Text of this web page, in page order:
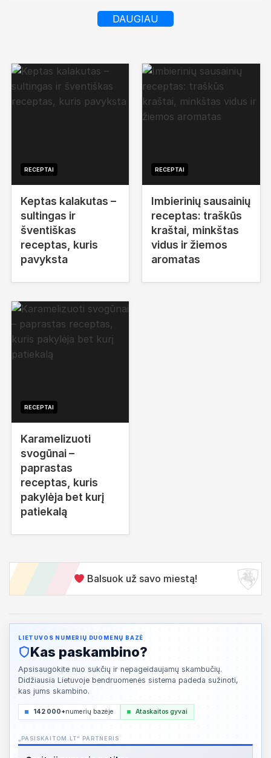
DAUGIAU
RECEPTAI
Keptas kalakutas –
sultingas ir
šventiškas
receptas, kuris
pavyksta
RECEPTAI
Imbierinių sausainių
receptas: traškūs
kraštai, minkštas
vidus ir žiemos
aromatas
RECEPTAI
Karamelizuoti
svogūnai –
paprastas
receptas, kuris
pakylėja bet kurį
patiekalą
Balsuok už savo miestą!
LIETUVOS NUMERIŲ DUOMENŲ BAZĖ
Kas paskambino?
Apsisaugokite nuo sukčių ir nepageidaujamų skambučių.
Didžiausia Lietuvoje bendruomenės sistema padeda sužinoti,
kas jums skambino.
142 000+numerių bazėje Ataskaitos gyvai
„PASISKAITOM.LT“ PARTNERIS